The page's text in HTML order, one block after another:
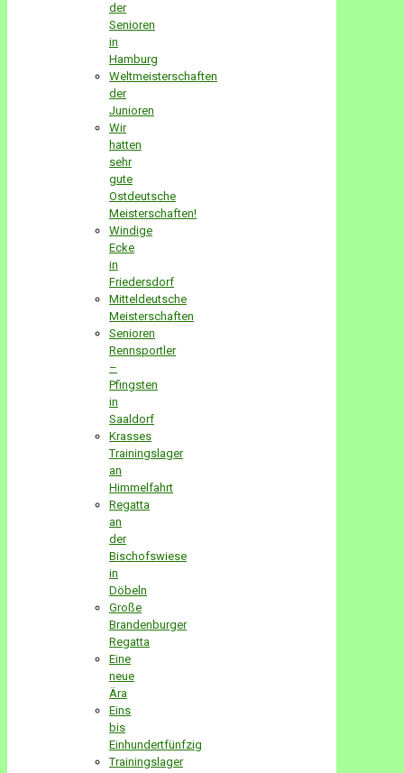
der
Senioren
in
Hamburg
Weltmeisterschaften
der
Junioren
Wir
hatten
sehr
gute
Ostdeutsche
Meisterschaften!
Windige
Ecke
in
Friedersdorf
Mitteldeutsche
Meisterschaften
Senioren
Rennsportler
–
Pfingsten
in
Saaldorf
Krasses
Trainingslager
an
Himmelfahrt
Regatta
an
der
Bischofswiese
in
Döbeln
Große
Brandenburger
Regatta
Eine
neue
Ära
Eins
bis
Einhundertfünfzig
Trainingslager